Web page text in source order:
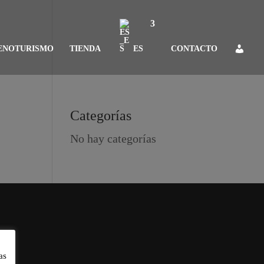
TIENDA ES CONTACTO
Categorías
No hay categorías